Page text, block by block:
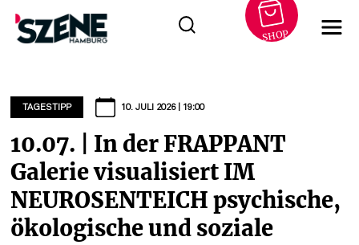
springen
SHOP
TAGESTIPP 10. JULI 2026 | 19:00
10.07. | In der FRAPPANT
Galerie visualisiert IM
NEUROSENTEICH psychische,
ökologische und soziale